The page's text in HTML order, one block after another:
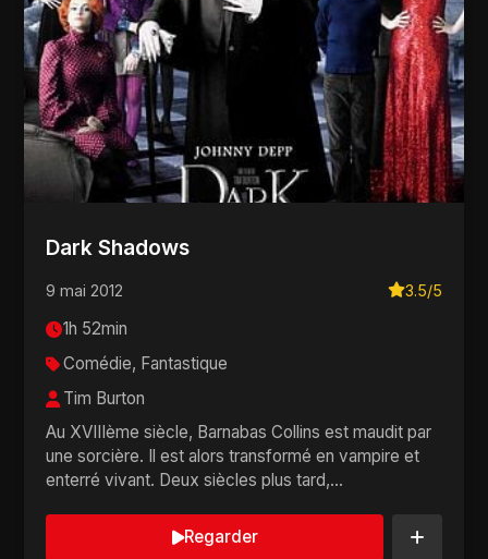
Dark Shadows
9 mai 2012 3.5/5
1h 52min
Comédie, Fantastique
Tim Burton
Au XVIIIème siècle, Barnabas Collins est maudit par
une sorcière. Il est alors transformé en vampire et
enterré vivant. Deux siècles plus tard,...
Regarder